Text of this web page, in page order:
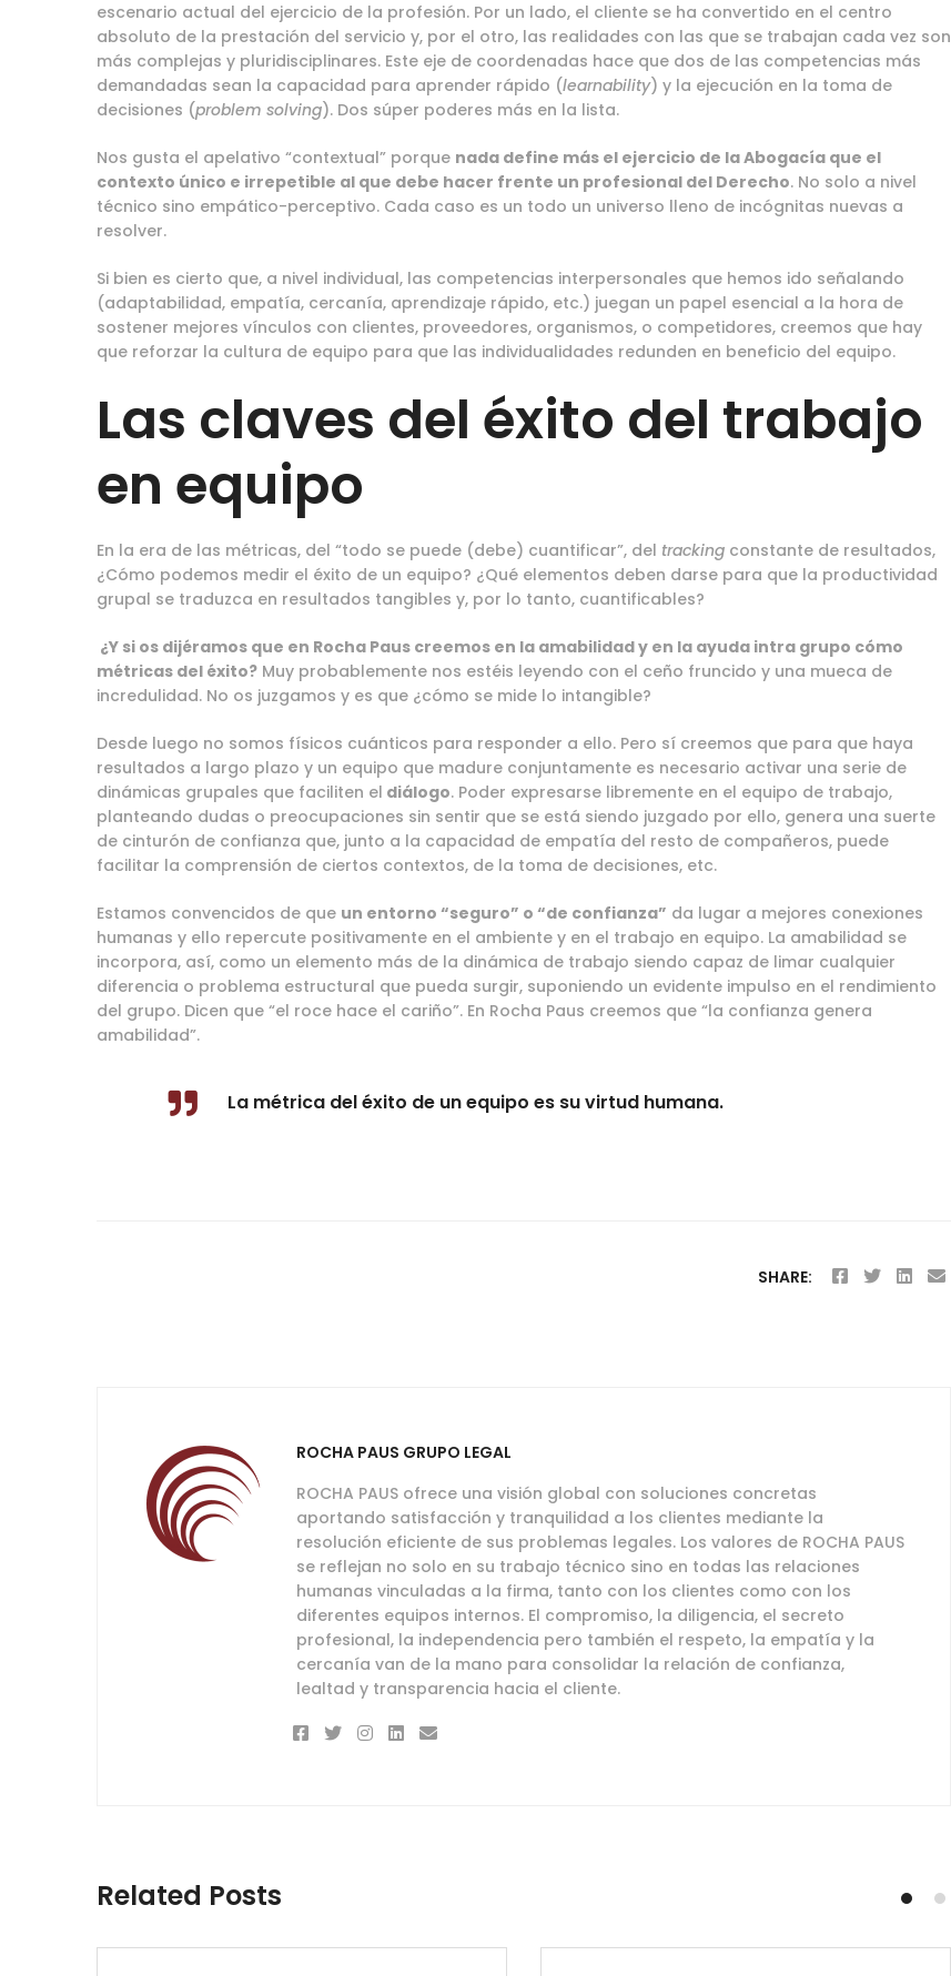
escenario actual del ejercicio de la profesión. Por un lado, el cliente se ha convertido en el centro
absoluto de la prestación del servicio y, por el otro, las realidades con las que se trabajan cada vez son
más complejas y pluridisciplinares. Este eje de coordenadas hace que dos de las competencias más
demandadas sean la capacidad para aprender rápido (learnability) y la ejecución en la toma de
decisiones (problem solving). Dos súper poderes más en la lista.
Nos gusta el apelativo “contextual” porque nada define más el ejercicio de la Abogacía que el
contexto único e irrepetible al que debe hacer frente un profesional del Derecho. No solo a nivel
técnico sino empático-perceptivo. Cada caso es un todo un universo lleno de incógnitas nuevas a
resolver.
Si bien es cierto que, a nivel individual, las competencias interpersonales que hemos ido señalando
(adaptabilidad, empatía, cercanía, aprendizaje rápido, etc.) juegan un papel esencial a la hora de
sostener mejores vínculos con clientes, proveedores, organismos, o competidores, creemos que hay
que reforzar la cultura de equipo para que las individualidades redunden en beneficio del equipo.
Las claves del éxito del trabajo
en equipo
En la era de las métricas, del “todo se puede (debe) cuantificar”, del tracking constante de resultados,
¿Cómo podemos medir el éxito de un equipo? ¿Qué elementos deben darse para que la productividad
grupal se traduzca en resultados tangibles y, por lo tanto, cuantificables?
¿Y si os dijéramos que en Rocha Paus creemos en la amabilidad y en la ayuda intra grupo cómo
métricas del éxito? Muy probablemente nos estéis leyendo con el ceño fruncido y una mueca de
incredulidad. No os juzgamos y es que ¿cómo se mide lo intangible?
Desde luego no somos físicos cuánticos para responder a ello. Pero sí creemos que para que haya
resultados a largo plazo y un equipo que madure conjuntamente es necesario activar una serie de
dinámicas grupales que faciliten el diálogo. Poder expresarse libremente en el equipo de trabajo,
planteando dudas o preocupaciones sin sentir que se está siendo juzgado por ello, genera una suerte
de cinturón de confianza que, junto a la capacidad de empatía del resto de compañeros, puede
facilitar la comprensión de ciertos contextos, de la toma de decisiones, etc.
Estamos convencidos de que un entorno “seguro” o “de confianza” da lugar a mejores conexiones
humanas y ello repercute positivamente en el ambiente y en el trabajo en equipo. La amabilidad se
incorpora, así, como un elemento más de la dinámica de trabajo siendo capaz de limar cualquier
diferencia o problema estructural que pueda surgir, suponiendo un evidente impulso en el rendimiento
del grupo. Dicen que “el roce hace el cariño”. En Rocha Paus creemos que “la confianza genera
amabilidad”.
La métrica del éxito de un equipo es su virtud humana.
SHARE:
ROCHA PAUS GRUPO LEGAL
ROCHA PAUS ofrece una visión global con soluciones concretas
aportando satisfacción y tranquilidad a los clientes mediante la
resolución eficiente de sus problemas legales. Los valores de ROCHA PAUS
se reflejan no solo en su trabajo técnico sino en todas las relaciones
humanas vinculadas a la firma, tanto con los clientes como con los
diferentes equipos internos. El compromiso, la diligencia, el secreto
profesional, la independencia pero también el respeto, la empatía y la
cercanía van de la mano para consolidar la relación de confianza,
lealtad y transparencia hacia el cliente.
Related Posts